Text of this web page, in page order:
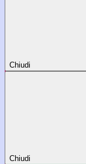
Chiudi
Chiudi